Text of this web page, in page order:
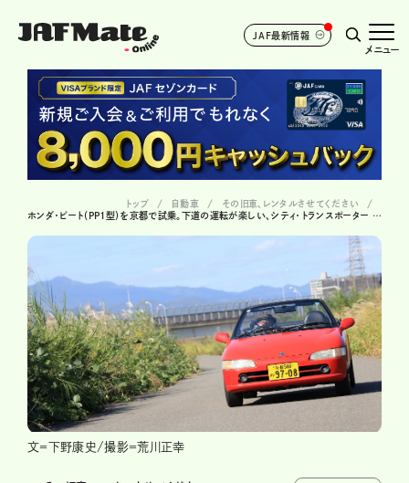
JAF最新情報
メニュー
トップ 自動車
その旧車、レンタルさせてください
ホンダ・ビート（PP1型）を京都で試乗。下道の運転が楽しい、シティ・トランスポーター ＃21
文＝下野康史/撮影＝荒川正幸